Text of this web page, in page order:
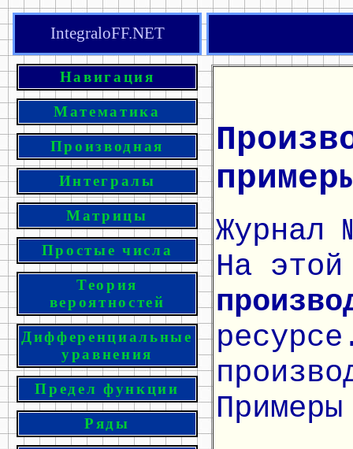
IntegraloFF.NET
Навигация
Математика
Производная
Интегралы
Матрицы
Простые числа
Теория
вероятностей
Дифференциальные
уравнения
Предел функции
Ряды
Журнал
На